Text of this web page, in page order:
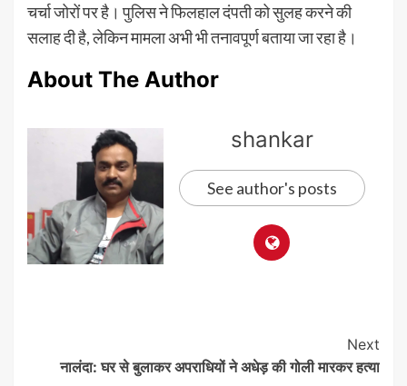
चर्चा जोरों पर है। पुलिस ने फिलहाल दंपती को सुलह करने की
सलाह दी है, लेकिन मामला अभी भी तनावपूर्ण बताया जा रहा है।
About The Author
shankar
See author's posts
Navigation
Next
नालंदा: घर से बुलाकर अपराधियों ने अधेड़ की गोली मारकर हत्या